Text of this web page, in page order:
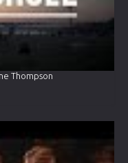
Thompson